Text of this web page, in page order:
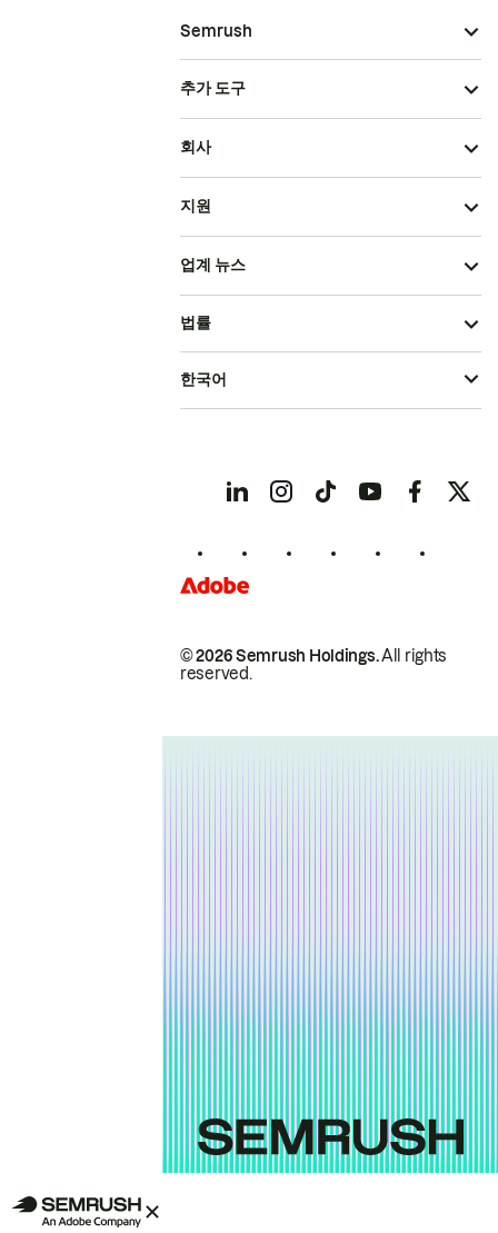
Semrush
추가 도구
회사
지원
업계 뉴스
© 2026 Semrush Holdings.All rights
reserved.
법률
한국어